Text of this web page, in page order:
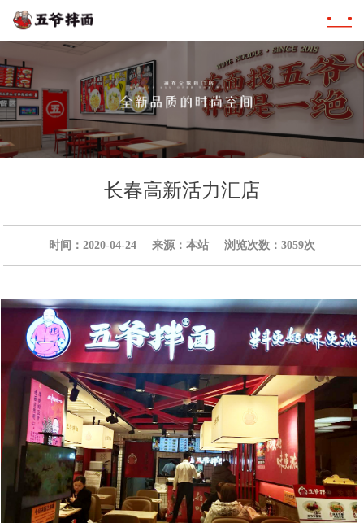
长春高新活力汇店
时间：2020-04-24 来源：本站 浏览次数：3059次